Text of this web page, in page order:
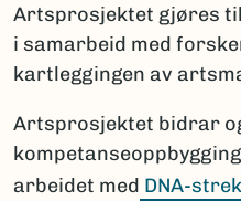
Artsprosjektet gjøres
i samarbeid med
kartleggingen av
Artsprosjektet bidrar
arbeidet med DNA-